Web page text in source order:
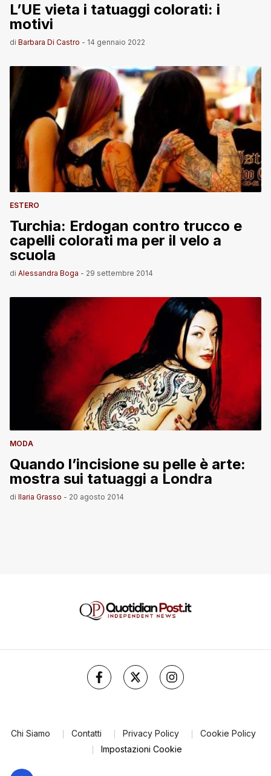
L’UE vieta i tatuaggi colorati: i
motivi
di Barbara Di Castro - 14 gennaio 2022
ESTERO
Turchia: Erdogan contro trucco e
capelli colorati ma per il velo a
scuola
di Alessandra Boga - 29 settembre 2014
MODA
Quando l’incisione su pelle è arte:
mostra sui tatuaggi a Londra
di Ilaria Grasso - 20 agosto 2014
Chi Siamo Contatti Privacy Policy
Cookie Policy
Impostazioni Cookie